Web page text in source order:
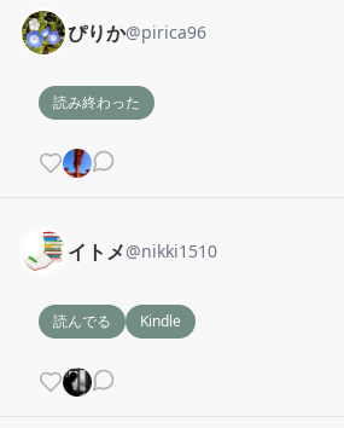
ぴりか@pirica96
読み終わった
イトメ@nikki1510
読んでる Kindle